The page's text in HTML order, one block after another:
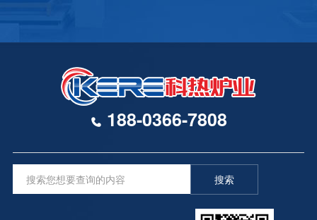
188-0366-7808
搜索